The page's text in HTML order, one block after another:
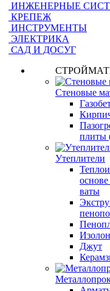
ИНЖЕНЕРНЫЕ
КРЕПЕЖ
ИНСТРУМЕНТЫ
ЭЛЕКТРИКА
САД И ДОСУГ
Стеновые
Утеплители
ваты
Джут